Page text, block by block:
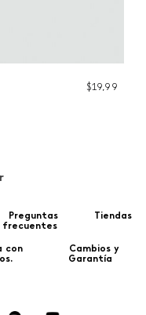
$19,99
Preguntas
frecuentes
Tiendas
con
Cambios y
Garantía